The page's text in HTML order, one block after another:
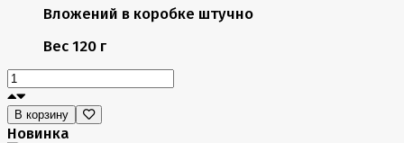
Вложений в коробке штучно
Вес 120 г
В корзину
Новинка